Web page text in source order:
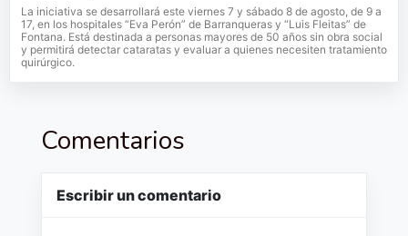
La iniciativa se desarrollará este viernes 7 y sábado 8 de agosto, de 9 a
17, en los hospitales “Eva Perón” de Barranqueras y “Luis Fleitas” de
Fontana. Está destinada a personas mayores de 50 años sin obra social
y permitirá detectar cataratas y evaluar a quienes necesiten tratamiento
quirúrgico.
Comentarios
Escribir un comentario